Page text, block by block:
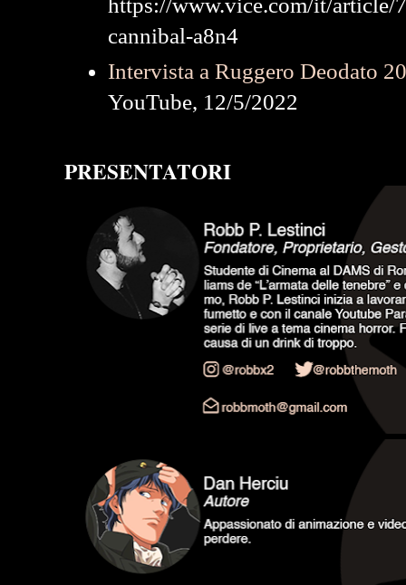
https://www.vice.com/it/article/
cannibal-a8n4
Intervista a Ruggero Deodato
YouTube, 12/5/2022
PRESENTATORI